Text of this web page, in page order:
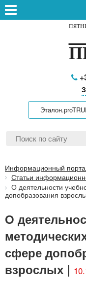
Информационный
Статьи
О деятельности
допобразования
О
сфере
взрослых |